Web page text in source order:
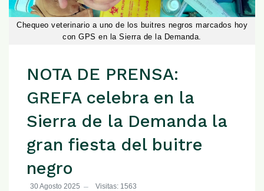
Chequeo veterinario a uno de los buitres negros marcados hoy
con GPS en la Sierra de la Demanda.
NOTA DE PRENSA:
GREFA celebra en la
Sierra de la Demanda la
gran fiesta del buitre
negro
30 Agosto 2025 Visitas: 1563